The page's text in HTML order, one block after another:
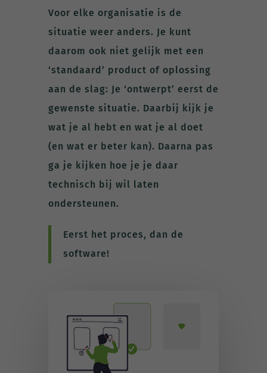
Voor elke organisatie is de
situatie weer anders. Je kunt
daarom ook niet gelijk met een
‘standaard’ product of oplossing
aan de slag: Je ‘ontwerpt’ eerst de
gewenste situatie. Daarbij kijk je
wat je al hebt en wat je al doet
(en wat er beter kan). Daarna pas
ga je kijken hoe je je daar
technisch bij wil laten
ondersteunen.
Eerst het proces, dan de
software!